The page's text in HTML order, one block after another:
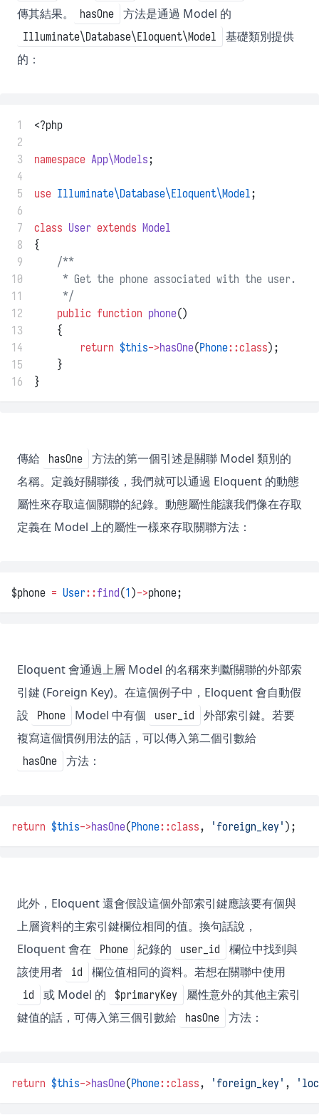
傳其結果。 hasOne 方法是通過 Model 的
Illuminate\Database\Eloquent\Model
基礎類別提供
的：
1
<?php
2
3
namespace App\Models;
4
5
use Illuminate\Database\Eloquent\Model;
6
7
class User extends Model
8
{
9
/**
10
     * Get the phone associated with the user.
11
     */
12
public function phone()
13
    {
14
return $this->hasOne(Phone::class);
15
    }
16
}
傳給 hasOne
方法的第一個引述是關聯 Model 類別的
名稱。定義好關聯後，我們就可以通過 Eloquent 的動態
屬性來存取這個關聯的紀錄。動態屬性能讓我們像在存取
定義在 Model 上的屬性一樣來存取關聯方法：
$phone = User::find(1)->phone;
Eloquent 會通過上層 Model 的名稱來判斷關聯的外部索
引鍵 (Foreign Key)。在這個例子中，Eloquent 會自動假
設
Phone Model 中有個 user_id
外部索引鍵。若要
複寫這個慣例用法的話，可以傳入第二個引數給
hasOne 方法：
return $this->hasOne(Phone::class, 'foreign_key' );
此外，Eloquent 還會假設這個外部索引鍵應該要有個與
上層資料的主索引鍵欄位相同的值。換句話說，
Eloquent 會在
Phone 紀錄的 user_id
欄位中找到與
該使用者
id 欄位值相同的資料。若想在關聯中使用
id 或 Model 的 $primaryKey
屬性意外的其他主索引
鍵值的話，可傳入第三個引數給
hasOne 方法：
return $this->hasOne(Phone::class, 'foreign_key' ,